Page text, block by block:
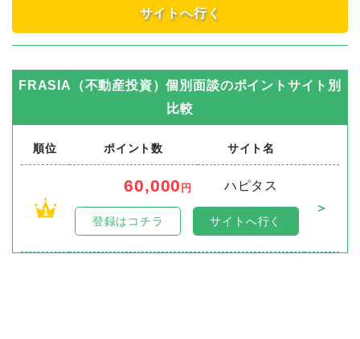
サイトへ行く
FRASIA（不動産投資）個別面談のポイントサイト別
比較
順位 ポイント数 サイト名
1
60,000 円
ハピタス
＞
登録はコチラ サイトへ行く